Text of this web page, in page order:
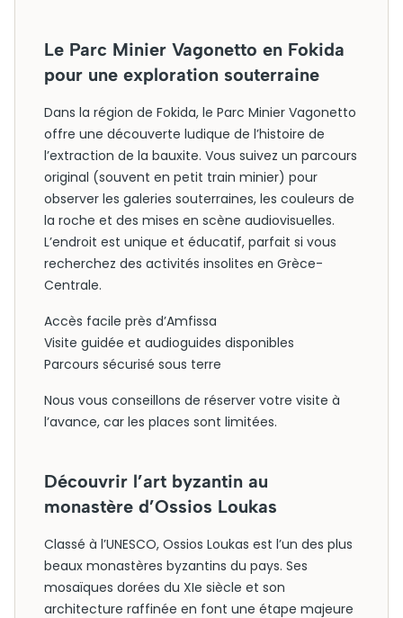
Le Parc Minier Vagonetto en Fokida
pour une exploration souterraine
Dans la région de Fokida, le Parc Minier Vagonetto
offre une découverte ludique de l’histoire de
l’extraction de la bauxite. Vous suivez un parcours
original (souvent en petit train minier) pour
observer les galeries souterraines, les couleurs de
la roche et des mises en scène audiovisuelles.
L’endroit est unique et éducatif, parfait si vous
recherchez des activités insolites en Grèce-
Centrale.
Accès facile près d’Amfissa
Visite guidée et audioguides disponibles
Parcours sécurisé sous terre
Nous vous conseillons de réserver votre visite à
l’avance, car les places sont limitées.
Découvrir l’art byzantin au
monastère d’Ossios Loukas
Classé à l’UNESCO, Ossios Loukas est l’un des plus
beaux monastères byzantins du pays. Ses
mosaïques dorées du XIe siècle et son
architecture raffinée en font une étape majeure